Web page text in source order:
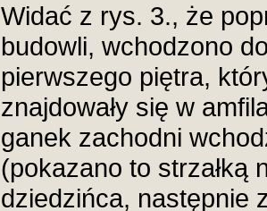
Widać z rys. 3., że
budowli, wchodzono
pierwszego piętra,
znajdowały się w
ganek zachodni
(pokazano to strzałką
dziedzińca, następnie